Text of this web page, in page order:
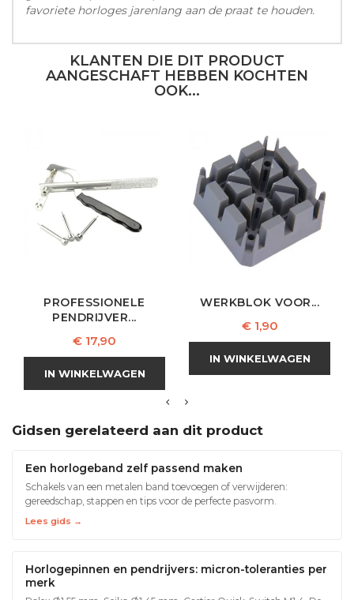
favoriete horloges jarenlang aan de praat te houden.
KLANTEN DIE DIT PRODUCT
AANGESCHAFT HEBBEN KOCHTEN
OOK...
PROFESSIONELE
PENDRIJVER...
Prijs
€ 17,90
IN WINKELWAGEN
WERKBLOK VOOR...
Prijs
€ 1,90
IN WINKELWAGEN
Gidsen gerelateerd aan dit product
Een horlogeband zelf passend maken
Schakels van een metalen band toevoegen of verwijderen:
gereedschap, stappen en tips voor de perfecte pasvorm.
Lees gids →
Horlogepinnen en pendrijvers: micron-toleranties per
merk